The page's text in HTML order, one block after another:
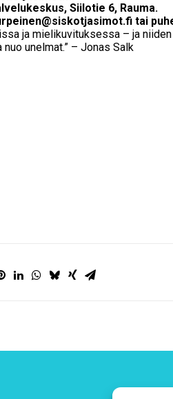
Siilotie 6, Rauma.
tai
ja mielikuvituksessa – ja
unelmat.” – Jonas Salk